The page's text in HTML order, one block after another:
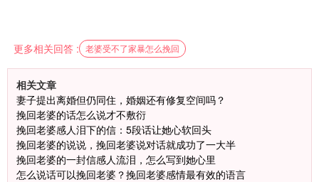
更多相关回答 : 老婆受不了家暴怎么挽回
相关文章
妻子提出离婚但仍同住，婚姻还有修复空间吗？
挽回老婆的话怎么说才不敷衍
挽回老婆感人泪下的信：5段话让她心软回头
挽回老婆的说说，挽回老婆说对话就成功了一大半
挽回老婆的一封信感人流泪，怎么写到她心里
怎么说话可以挽回老婆？挽回老婆感情最有效的语言